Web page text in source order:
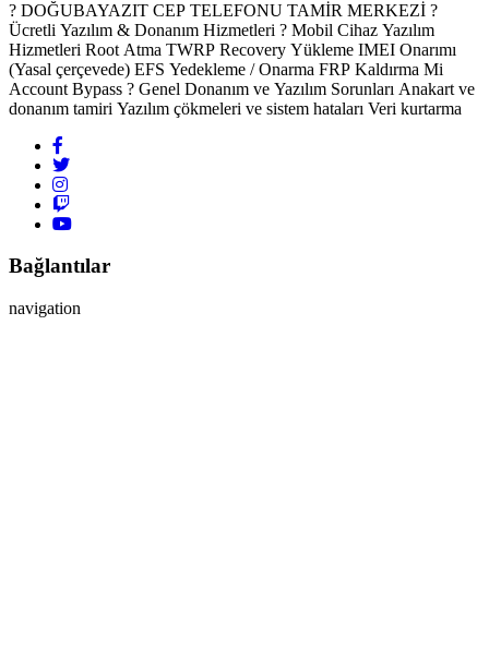
? DOĞUBAYAZIT CEP TELEFONU TAMİR MERKEZİ ?️
Ücretli Yazılım & Donanım Hizmetleri ? Mobil Cihaz Yazılım
Hizmetleri Root Atma TWRP Recovery Yükleme IMEI Onarımı
(Yasal çerçevede) EFS Yedekleme / Onarma FRP Kaldırma Mi
Account Bypass ? Genel Donanım ve Yazılım Sorunları Anakart ve
donanım tamiri Yazılım çökmeleri ve sistem hataları Veri kurtarma
Bağlantılar
navigation